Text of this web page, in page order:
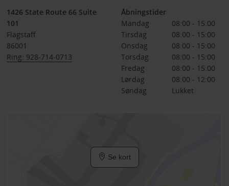
1426 State Route 66 Suite
101
Flagstaff
86001
Ring: 928-714-0713
Åbningstider
Mandag
08:00 - 15:00
Tirsdag
08:00 - 15:00
Onsdag
08:00 - 15:00
Torsdag
08:00 - 15:00
Fredag
08:00 - 15:00
Lørdag
08:00 - 12:00
Søndag
Lukket
Se kort